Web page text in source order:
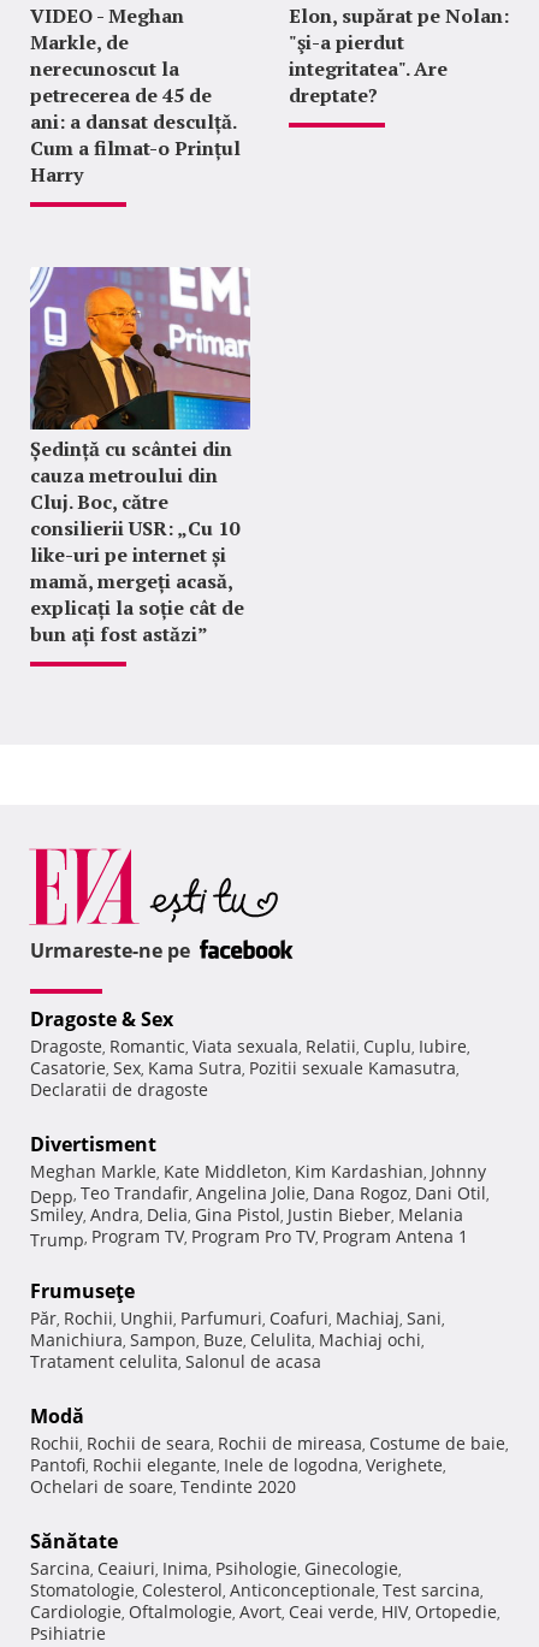
VIDEO - Meghan
Markle, de
nerecunoscut la
petrecerea de 45 de
ani: a dansat desculță.
Cum a filmat-o Prințul
Harry
Elon, supărat pe Nolan:
"şi-a pierdut
integritatea". Are
dreptate?
Ședință cu scântei din
cauza metroului din
Cluj. Boc, către
consilierii USR: „Cu 10
like-uri pe internet și
mamă, mergeți acasă,
explicați la soție cât de
bun ați fost astăzi”
Urmareste-ne pe
Dragoste & Sex
Dragoste, Romantic, Viata sexuala, Relatii, Cuplu, Iubire,
Casatorie, Sex, Kama Sutra, Pozitii sexuale Kamasutra,
Declaratii de dragoste
Divertisment
Meghan Markle, Kate Middleton, Kim Kardashian, Johnny
Depp, Teo Trandafir, Angelina Jolie, Dana Rogoz, Dani Otil,
Smiley, Andra, Delia, Gina Pistol, Justin Bieber, Melania
Trump, Program TV, Program Pro TV, Program Antena 1
Frumuseţe
Păr, Rochii, Unghii, Parfumuri, Coafuri, Machiaj, Sani,
Manichiura, Sampon, Buze, Celulita, Machiaj ochi,
Tratament celulita, Salonul de acasa
Modă
Rochii, Rochii de seara, Rochii de mireasa, Costume de baie,
Pantofi, Rochii elegante, Inele de logodna, Verighete,
Ochelari de soare, Tendinte 2020
Sănătate
Sarcina, Ceaiuri, Inima, Psihologie, Ginecologie,
Stomatologie, Colesterol, Anticonceptionale, Test sarcina,
Cardiologie, Oftalmologie, Avort, Ceai verde, HIV, Ortopedie,
Psihiatrie